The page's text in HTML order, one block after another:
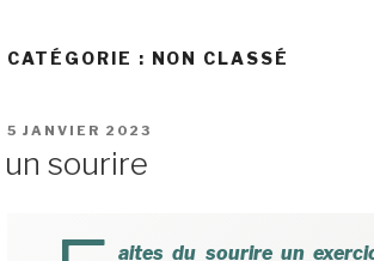
CATÉGORIE : NON CLASSÉ
PUBLIÉ
5 JANVIER 2023
un sourire
aites du sourire un